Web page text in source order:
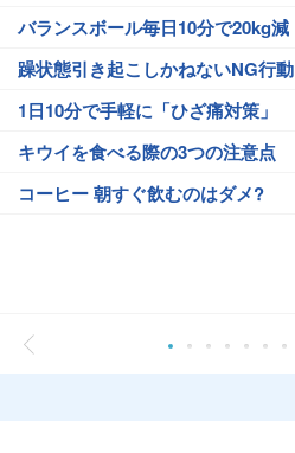
バランスボール毎日10分で20kg減
躁状態引き起こしかねないNG行動
1日10分で手軽に「ひざ痛対策」
キウイを食べる際の3つの注意点
コーヒー 朝すぐ飲むのはダメ?